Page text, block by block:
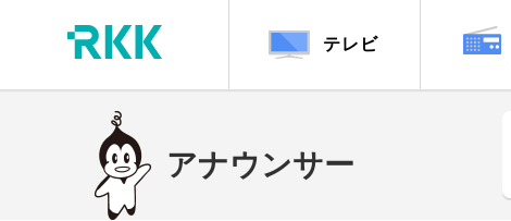
テレビ
アナウンサー